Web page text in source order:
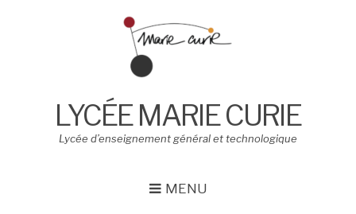
LYCÉE MARIE CURIE
Lycée d’enseignement général et technologique
MENU